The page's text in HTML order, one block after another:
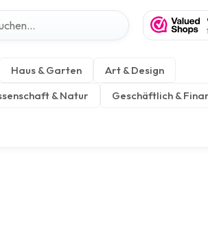
Haus & Garten
Art & Design
& Natur
Geschäftlich &